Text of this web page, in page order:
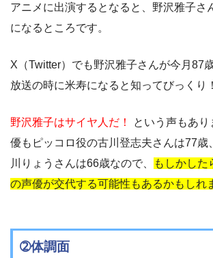
アニメに出演するとなると、野沢雅子さ
になるところです。
X（Twitter）でも野沢雅子さんが今月87
放送の時に米寿になると知ってびっくり！
野沢雅子はサイヤ人だ！
という声もあ
優もピッコロ役の古川登志夫さんは77歳
川りょうさんは66歳なので、
もしかした
の声優が交代する可能性もあるかもしれ
➁体調面